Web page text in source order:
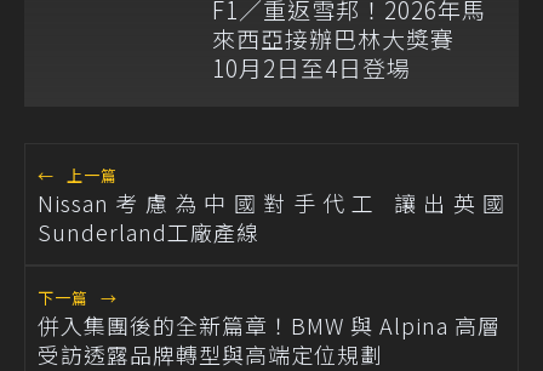
F1／重返雪邦！2026年馬
來西亞接辦巴林大獎賽
10月2日至4日登場
← 上一篇
Nissan考慮為中國對手代工 讓出英國
Sunderland工廠產線
下一篇 →
併入集團後的全新篇章！BMW 與 Alpina 高層
受訪透露品牌轉型與高端定位規劃